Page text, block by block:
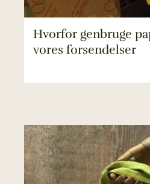
Hvorfor genbruge
vores forsendelser